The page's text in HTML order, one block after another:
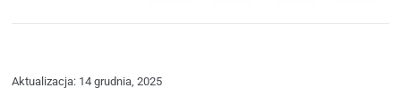
Aktualizacja: 14 grudnia, 2025